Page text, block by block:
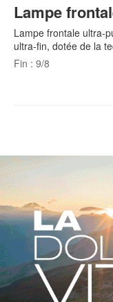
Lampe
Lampe frontale ultra-
ultra-fin, dotée de la
Fin : 9/8